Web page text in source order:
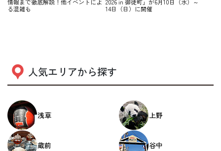
る混雑も
14日（日）に開催
人気エリアから探す
浅草 上野
蔵前 谷中